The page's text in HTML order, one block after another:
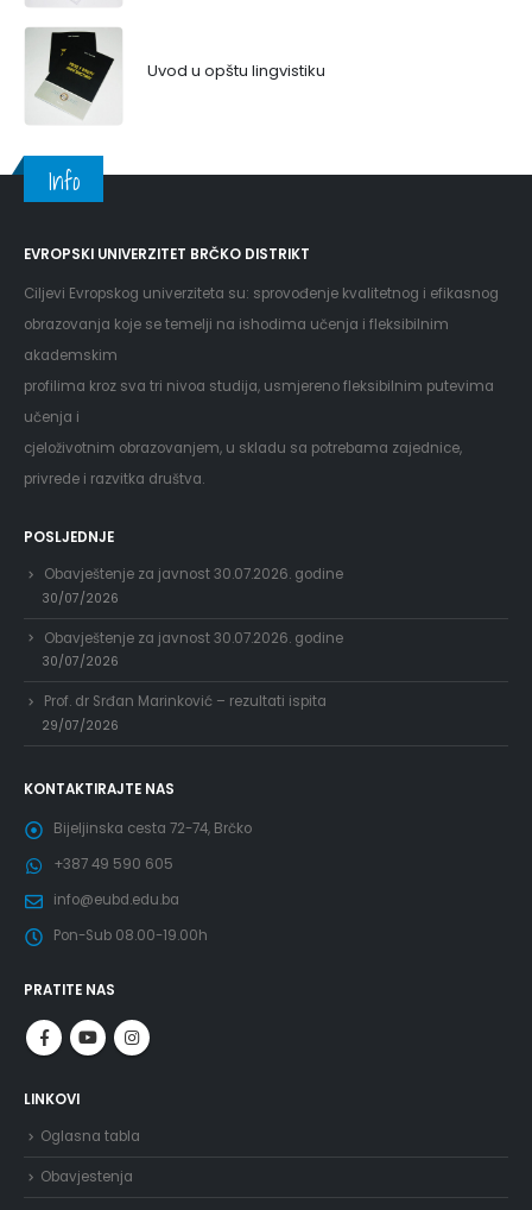
Uvod u opštu lingvistiku
Info
EVROPSKI UNIVERZITET BRČKO DISTRIKT
Ciljevi Evropskog univerziteta su: sprovođenje kvalitetnog i efikasnog
obrazovanja koje se temelji na ishodima učenja i fleksibilnim
akademskim
profilima kroz sva tri nivoa studija, usmjereno fleksibilnim putevima
učenja i
cjeloživotnim obrazovanjem, u skladu sa potrebama zajednice,
privrede i razvitka društva.
POSLJEDNJE
Obavještenje za javnost 30.07.2026. godine
30/07/2026
Obavještenje za javnost 30.07.2026. godine
30/07/2026
Prof. dr Srđan Marinković – rezultati ispita
29/07/2026
KONTAKTIRAJTE NAS
Bijeljinska cesta 72-74, Brčko
+387 49 590 605
info@eubd.edu.ba
Pon-Sub 08.00-19.00h
PRATITE NAS
LINKOVI
Oglasna tabla
Obavjestenja